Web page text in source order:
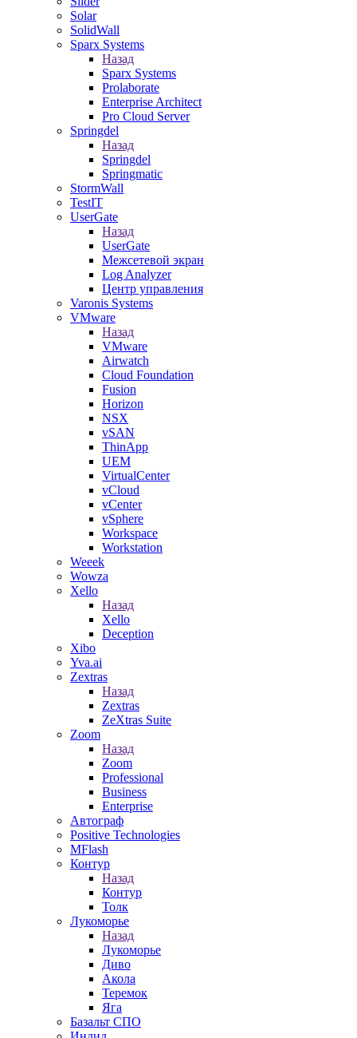
Solar
SolidWall
Sparx Systems
Назад
Sparx Systems
Prolaborate
Enterprise Architect
Pro Cloud Server
Springdel
Назад
Springdel
Springmatic
StormWall
TestIT
UserGate
Назад
UserGate
Межсетевой экран
Log Analyzer
Центр управления
Varonis Systems
VMware
Назад
VMware
Airwatch
Cloud Foundation
Fusion
Horizon
NSX
vSAN
ThinApp
UEM
VirtualCenter
vCloud
vCenter
vSphere
Workspace
Workstation
Weeek
Wowza
Xello
Назад
Xello
Deception
Xibo
Yva.ai
Zextras
Назад
Zextras
ZeXtras Suite
Zoom
Назад
Zoom
Professional
Business
Enterprise
Автограф
Positive Technologies
MFlash
Контур
Назад
Контур
Толк
Лукоморье
Назад
Лукоморье
Диво
Акола
Теремок
Яга
Базальт СПО